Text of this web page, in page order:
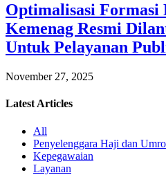
Optimalisasi Formasi
Kemenag Resmi
Untuk Pelayanan
November 27, 2025
Latest Articles
All
Penyelenggara Haji dan
Kepegawaian
Layanan